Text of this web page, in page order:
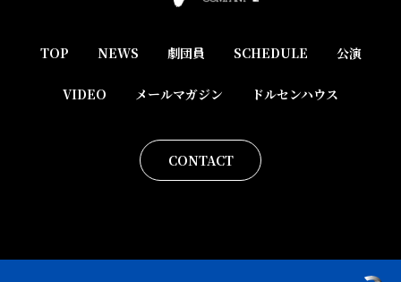
TOP NEWS 劇団員 SCHEDULE 公演
VIDEO メールマガジン ドルセンハウス
CONTACT